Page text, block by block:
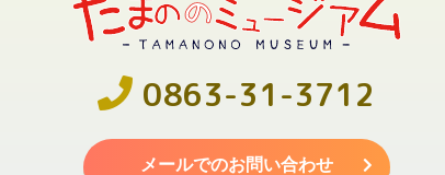
0863-31-3712
メールでのお問い合わせ